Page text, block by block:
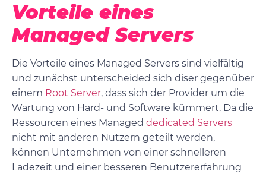
Vorteile eines
Managed Servers
Die Vorteile eines Managed Servers sind vielfältig
und zunächst unterscheided sich diser gegenüber
einem Root Server, dass sich der Provider um die
Wartung von Hard- und Software kümmert. Da die
Ressourcen eines Managed dedicated Servers
nicht mit anderen Nutzern geteilt werden,
können Unternehmen von einer schnelleren
Ladezeit und einer besseren Benutzererfahrung